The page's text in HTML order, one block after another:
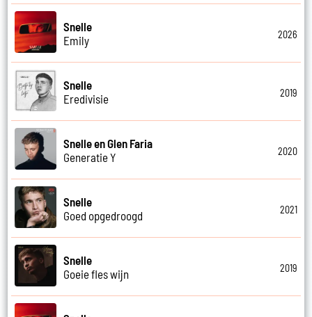
Snelle
Emily
2026
Snelle
Eredivisie
2019
Snelle en Glen Faria
Generatie Y
2020
Snelle
Goed opgedroogd
2021
Snelle
Goeie fles wijn
2019